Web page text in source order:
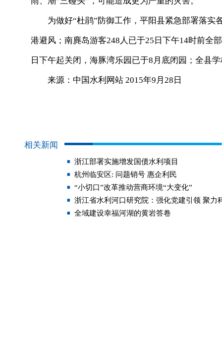
为做好“杜鹃”防御工作，平阳县紧急部署落实
港避风；南麂岛游客248人已于25日下午14时前全
日下午起关闭，海豚湾乐园已于8月底闭园；全县
来源：中国水利网站 2015年9月28日
相关新闻
浙江部署实施增发国债水利项目
杭州临安区: 问题销号 惠企利民
“小切口”改革推动营商环境“大变化”
浙江省水利河口研究院：强化党建引领 聚力
全域建设幸福河湖的黄岩答卷